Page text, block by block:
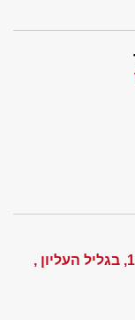
רח' הראשונים 1, בגליל העליון ,